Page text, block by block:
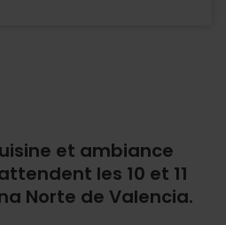
et ambiance
les 10 et 11
Norte de Valencia.